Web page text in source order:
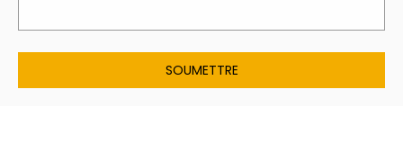
SOUMETTRE